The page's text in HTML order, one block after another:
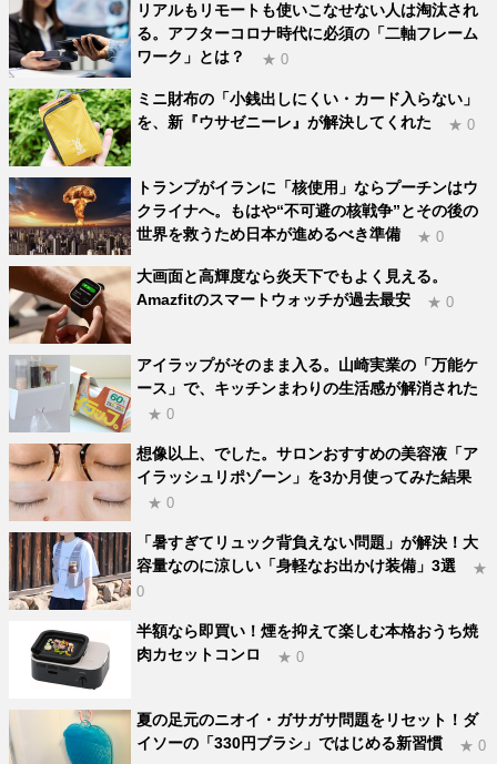
リアルもリモートも使いこなせない人は淘汰され
る。アフターコロナ時代に必須の「二軸フレーム
ワーク」とは？
★ 0
ミニ財布の「小銭出しにくい・カード入らない」
を、新『ウサゼニーレ』が解決してくれた
★ 0
トランプがイランに「核使用」ならプーチンはウ
クライナへ。もはや“不可避の核戦争”とその後の
世界を救うため日本が進めるべき準備
★ 0
大画面と高輝度なら炎天下でもよく見える。
Amazfitのスマートウォッチが過去最安
★ 0
アイラップがそのまま入る。山崎実業の「万能ケ
ース」で、キッチンまわりの生活感が解消された
★ 0
想像以上、でした。サロンおすすめの美容液「ア
イラッシュリポゾーン」を3か月使ってみた結果
★ 0
「暑すぎてリュック背負えない問題」が解決！大
容量なのに涼しい「身軽なお出かけ装備」3選
★
0
半額なら即買い！煙を抑えて楽しむ本格おうち焼
肉カセットコンロ
★ 0
夏の足元のニオイ・ガサガサ問題をリセット！ダ
イソーの「330円ブラシ」ではじめる新習慣
★ 0